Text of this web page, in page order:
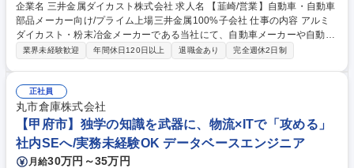
企業名 三井金属ダイカスト株式会社 求人名 【韮崎/営業】自動車・自動車
部品メーカー向け/プライム上場三井金属100%子会社 仕事の内容 アルミ
ダイカスト・粉末冶金メーカーである当社にて、自動車メーカーや自動車
部品メーカー向けの営業をご担当頂きます。静岡や関東の既存顧客を中心
価格交渉、動向調整 ■対工場の見積依頼、内示情報展開、顧客と工場の調
整 【仕事の魅力】EVやHVの進化に伴いECUなどの需要が右肩上がりで成
長を続ける中、最先端の自動車開発に深く貢献できるダイナミックな環境
です。 募集職種 【韮崎/営業】自動車・自動車部品メーカー向け/プライム
上場三井金属100%子会社
業界未経験歓迎 年間休日120日以上 退職金あり 完全週休2日制
正社員
丸市倉庫株式会社
【甲府市】独学の知識を武器に、物流×ITで「攻める」
社内SEへ/実務未経験OK データベースエンジニア
月給30万円～35万円